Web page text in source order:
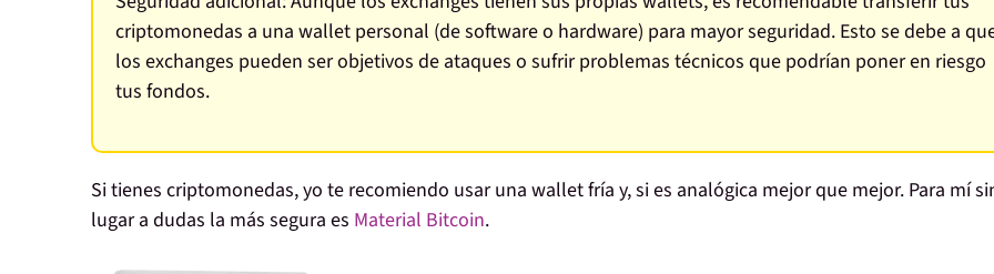
criptomonedas a una wallet personal (de software o hardware) para mayor seguridad. Esto se debe a
los exchanges pueden ser objetivos de ataques o sufrir problemas técnicos que podrían poner en riesgo
tus fondos.
Si tienes criptomonedas, yo te recomiendo usar una wallet fría y, si es analógica mejor que mejor. Para mí
lugar a dudas la más segura es Material Bitcoin.